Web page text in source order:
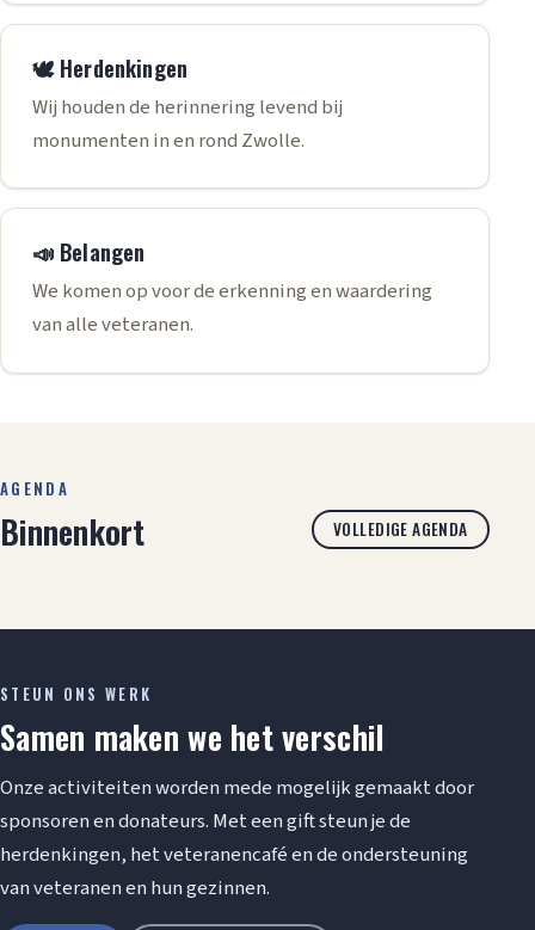
🕊️ Herdenkingen
Wij houden de herinnering levend bij
monumenten in en rond Zwolle.
📣 Belangen
We komen op voor de erkenning en waardering
van alle veteranen.
AGENDA
Binnenkort VOLLEDIGE AGENDA
STEUN ONS WERK
Samen maken we het verschil
Onze activiteiten worden mede mogelijk gemaakt door
sponsoren en donateurs. Met een gift steun je de
herdenkingen, het veteranencafé en de ondersteuning
van veteranen en hun gezinnen.